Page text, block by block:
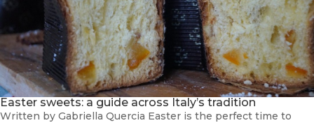
Easter sweets: a guide across Italy’s tradition
Written by Gabriella Quercia Easter is the perfect time to